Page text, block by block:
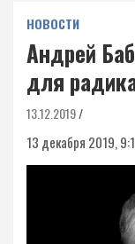
НОВОСТИ
Андрей
для
13.12.2019
13 декабря 2019,